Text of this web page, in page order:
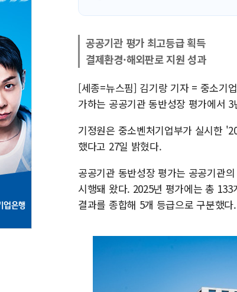
공공기관 평가 최고등급 획득
결제환경·해외판로 지원 성과
[세종=뉴스핌] 김기랑 기자 = 중소기
가하는 공공기관 동반성장 평가에서
기정원은 중소벤처기업부가 실시한
했다고 27일 밝혔다.
공공기관 동반성장 평가는 공공기관
시행돼 왔다. 2025년 평가에는 총
결과를 종합해 5개 등급으로 구분했다.